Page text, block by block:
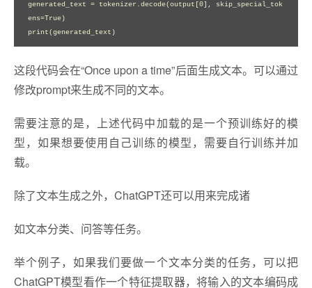
generated_text = tokenizer.decode(output[0], skip_special_tok
ens=True)
这段代码会在“Once upon a time”后面生成文本。可以通过
修改prompt来生成不同的文本。
需要注意的是，上述代码中加载的是一个预训练好的模
型，如果想要使用自己训练的模型，需要自行训练并加
载。
除了文本生成之外，ChatGPT还可以用来完成诸
如文本分类、问答等任务。
举个例子，如果我们要做一个文本分类的任务，可以把
ChatGPT模型看作一个特征提取器，将输入的文本编码成